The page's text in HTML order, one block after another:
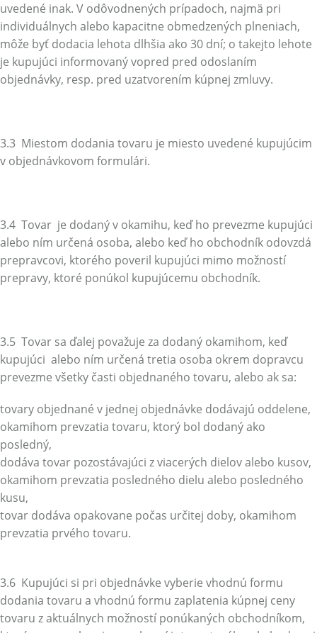
uvedené inak. V odôvodnených prípadoch, najmä pri
individuálnych alebo kapacitne obmedzených plneniach,
môže byť dodacia lehota dlhšia ako 30 dní; o takejto lehote
je kupujúci informovaný vopred pred odoslaním
objednávky, resp. pred uzatvorením kúpnej zmluvy.
3.3 Miestom dodania tovaru je miesto uvedené kupujúcim
v objednávkovom formulári.
3.4 Tovar je dodaný v okamihu, keď ho prevezme kupujúci
alebo ním určená osoba, alebo keď ho obchodník odovzdá
prepravcovi, ktorého poveril kupujúci mimo možností
prepravy, ktoré ponúkol kupujúcemu obchodník.
3.5 Tovar sa ďalej považuje za dodaný okamihom, keď
kupujúci alebo ním určená tretia osoba okrem dopravcu
prevezme všetky časti objednaného tovaru, alebo ak sa:
tovary objednané v jednej objednávke dodávajú oddelene,
okamihom prevzatia tovaru, ktorý bol dodaný ako
posledný,
dodáva tovar pozostávajúci z viacerých dielov alebo kusov,
okamihom prevzatia posledného dielu alebo posledného
kusu,
tovar dodáva opakovane počas určitej doby, okamihom
prevzatia prvého tovaru.
3.6 Kupujúci si pri objednávke vyberie vhodnú formu
dodania tovaru a vhodnú formu zaplatenia kúpnej ceny
tovaru z aktuálnych možností ponúkaných obchodníkom,